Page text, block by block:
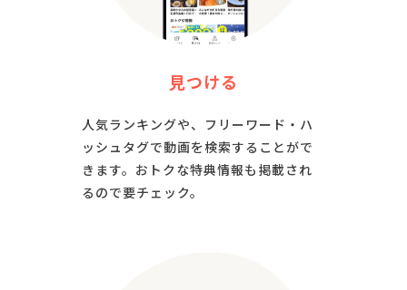
見つける
人気ランキングや、フリーワード・ハ
ッシュタグで動画を検索することがで
きます。おトクな特典情報も掲載され
るので要チェック。